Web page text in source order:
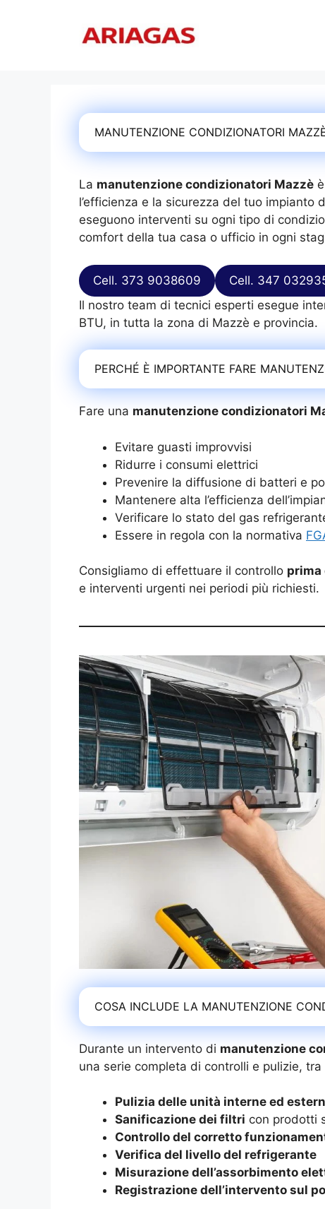
MANUTENZIONE CONDIZIONATORI
La manutenzione condizionatori Mazzè
l’efficienza e la sicurezza del tuo
eseguono interventi su ogni tipo di
comfort della tua casa o ufficio in ogni
Cell. 373 9038609
Cell. 347
Il nostro team di tecnici esperti esegue
BTU, in tutta la zona di Mazzè e provincia.
PERCHÉ È IMPORTANTE FARE
Fare una manutenzione condizionatori
Evitare guasti improvvisi
Ridurre i consumi elettrici
Prevenire la diffusione di batteri e
Mantenere alta l’efficienza
Verificare lo stato del gas
Essere in regola con la normativa
Consigliamo di effettuare il controllo prima
e interventi urgenti nei periodi più richiesti.
COSA INCLUDE LA MANUTENZIONE
Durante un intervento di manutenzione
una serie completa di controlli e pulizie, tra
Pulizia delle unità interne ed
Sanificazione dei filtri con prodotti
Controllo del corretto
Verifica del livello del refrigerante
Misurazione dell’assorbimento
Registrazione dell’intervento sul